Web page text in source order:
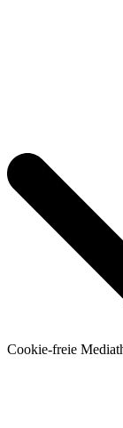
Cookie-freie